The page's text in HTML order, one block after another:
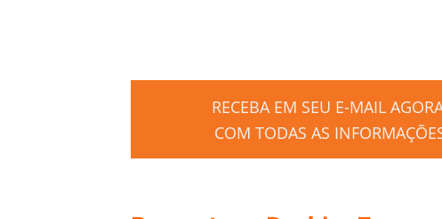
RECEBA EM SEU E-MAIL
COM TODAS AS